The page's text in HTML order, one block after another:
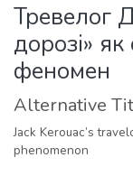
Statistics
Тревелог
дорозі» як
феномен
Alternative
Jack Kerouac’s
phenomenon